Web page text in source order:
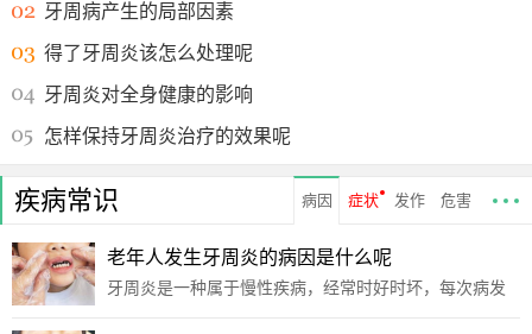
牙周病产生的局部因素
得了牙周炎该怎么处理呢
牙周炎对全身健康的影响
怎样保持牙周炎治疗的效果呢
疾病常识 病因 症状 发作 危害
老年人发生牙周炎的病因是什么呢
牙周炎是一种属于慢性疾病，经常时好时坏，每次病发